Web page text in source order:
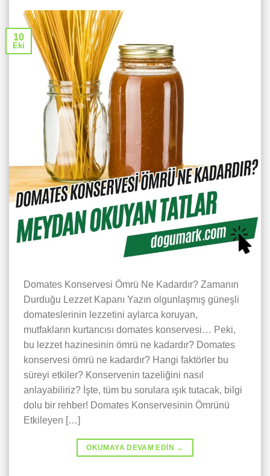
10
Eki
Domates Konservesi Ömrü Ne Kadardır? Zamanın
Durduğu Lezzet Kapanı Yazın olgunlaşmış güneşli
domateslerinin lezzetini aylarca koruyan,
mutfakların kurtarıcısı domates konservesi… Peki,
bu lezzet hazinesinin ömrü ne kadardır? Domates
konservesi ömrü ne kadardır? Hangi faktörler bu
süreyi etkiler? Konservenin tazeliğini nasıl
anlayabiliriz? İşte, tüm bu sorulara ışık tutacak, bilgi
dolu bir rehber! Domates Konservesinin Ömrünü
Etkileyen […]
OKUMAYA DEVAM EDIN →